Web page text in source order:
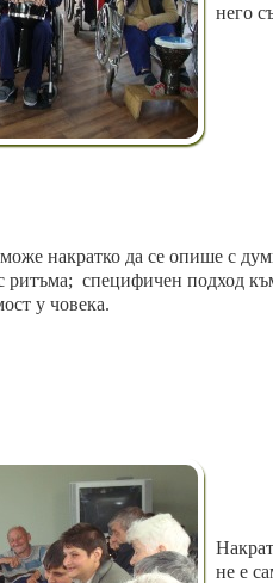
него
накратко да се опише с
ритъма; специфичен подход
у човека.
не е